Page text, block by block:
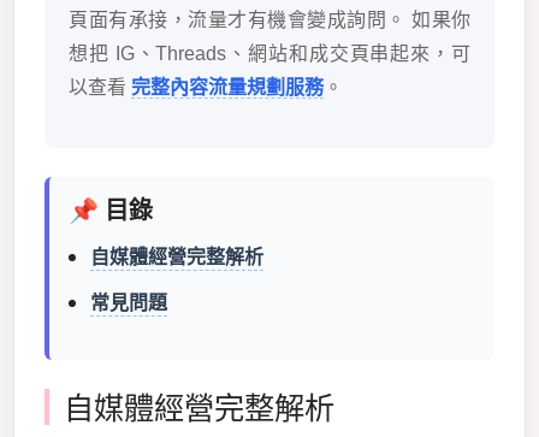
頁面有承接，流量才有機會變成詢問。 如果你
想把 IG、Threads、網站和成交頁串起來，可
以查看 完整內容流量規劃服務。
📌 目錄
自媒體經營完整解析
常見問題
自媒體經營完整解析